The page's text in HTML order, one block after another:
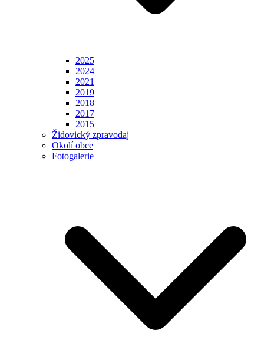
2025
2024
2021
2019
2018
2017
2015
Židovický zpravodaj
Okolí obce
Fotogalerie